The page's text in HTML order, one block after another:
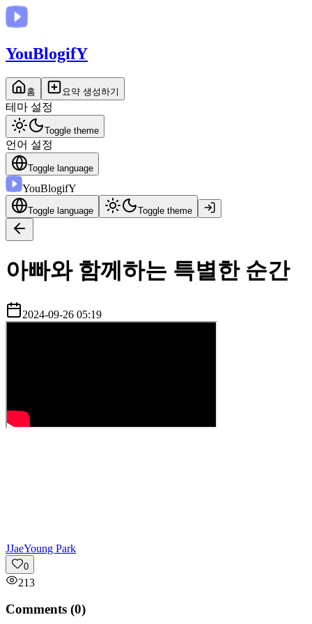
YouBlogifY
홈 요약 생성하기
테마 설정
Toggle theme
언어 설정
Toggle language
YouBlogifY
Toggle language Toggle theme
아빠와 함께하는 특별한 순간
2024-09-26 05:19
JJaeYoung Park
0
213
Comments (0)